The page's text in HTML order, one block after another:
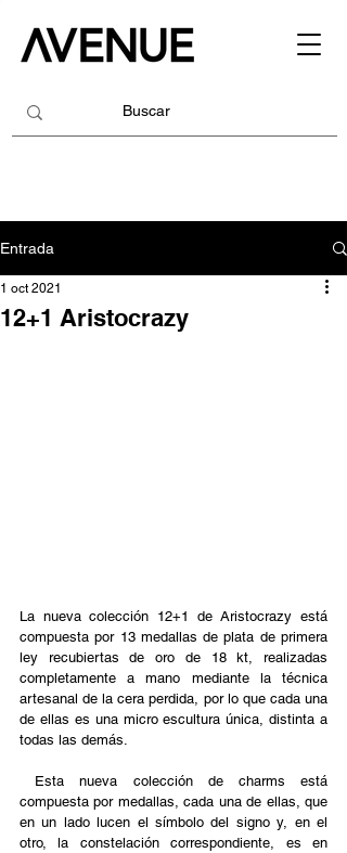
Entrada
12+1 Aristocrazy
1 oct 2021
La nueva colección 12+1 de Aristocrazy está
compuesta por 13 medallas de plata de primera
ley recubiertas de oro de 18 kt, realizadas
completamente a mano mediante la técnica
artesanal de la cera perdida, por lo que cada una
de ellas es una micro escultura única, distinta a
todas las demás.
compuesta por medallas, cada una de ellas, que
en un lado lucen el símbolo del signo y, en el
otro, la constelación correspondiente, es en